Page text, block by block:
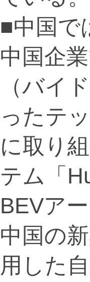
■中国で
中国企
（バイ
ったテ
に取り
テム「
BEVア
中国の
用した